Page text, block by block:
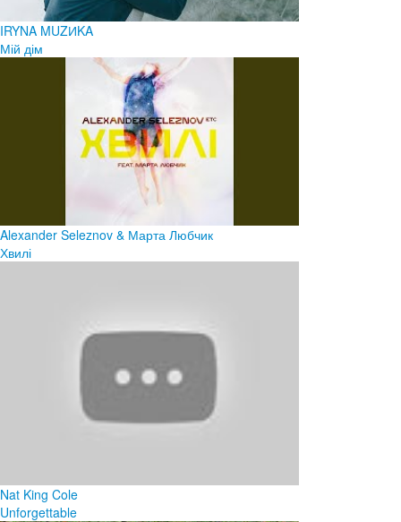
IRYNA MUZИKA
Мій дім
Alexander Seleznov & Марта Любчик
Хвилі
Nat King Cole
Unforgettable